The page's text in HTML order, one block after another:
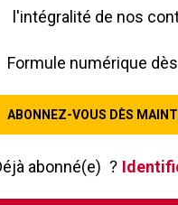
l'intégralité de nos
Formule numérique
ABONNEZ-VOUS DÈS
abonné(e) ?